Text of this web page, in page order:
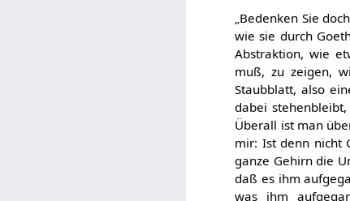
„Bedenken Sie
wie sie durch
Abstraktion, wie
muß, zu zeigen,
Staubblatt, also
dabei
Überall ist man
mir: Ist denn nicht
ganze Gehirn die
daß es ihm
was ihm